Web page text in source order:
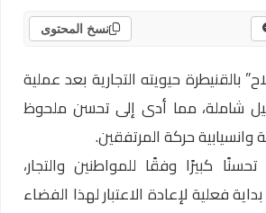
نسخ المحتوى
بالقنيطرة حيويته التجارية بعد عملية
شاملة، مما أدى إلى تحسن ملحوظ
وانسيابية حركة المرتفقين.
كبيرًا وفقًا للمواطنين والتجار،
فعلية لإعادة الاعتبار لهذا الفضاء